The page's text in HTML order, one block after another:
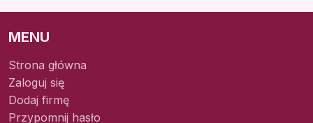
MENU
Strona główna
Zaloguj się
Dodaj firmę
Przypomnij hasło